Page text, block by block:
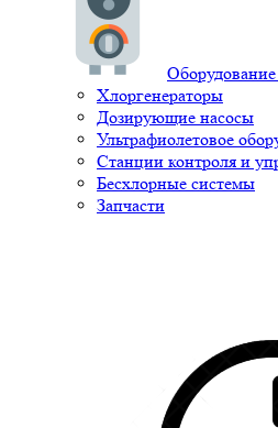
Хлоргенераторы
Дозирующие насосы
Ультрафиолетовое
Станции контроля и
Бесхлорные системы
Запчасти